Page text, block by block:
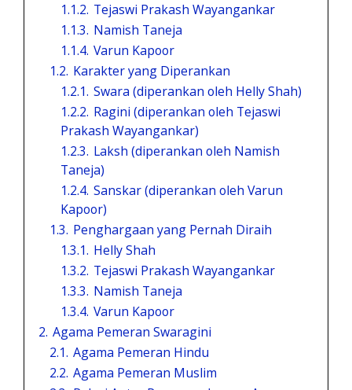
1.1.2. Tejaswi Prakash Wayangankar
1.1.3. Namish Taneja
1.1.4. Varun Kapoor
1.2. Karakter yang Diperankan
1.2.1. Swara (diperankan oleh Helly Shah)
1.2.2. Ragini (diperankan oleh Tejaswi
Prakash Wayangankar)
1.2.3. Laksh (diperankan oleh Namish
Taneja)
1.2.4. Sanskar (diperankan oleh Varun
Kapoor)
1.3. Penghargaan yang Pernah Diraih
1.3.1. Helly Shah
1.3.2. Tejaswi Prakash Wayangankar
1.3.3. Namish Taneja
1.3.4. Varun Kapoor
2. Agama Pemeran Swaragini
2.1. Agama Pemeran Hindu
2.2. Agama Pemeran Muslim